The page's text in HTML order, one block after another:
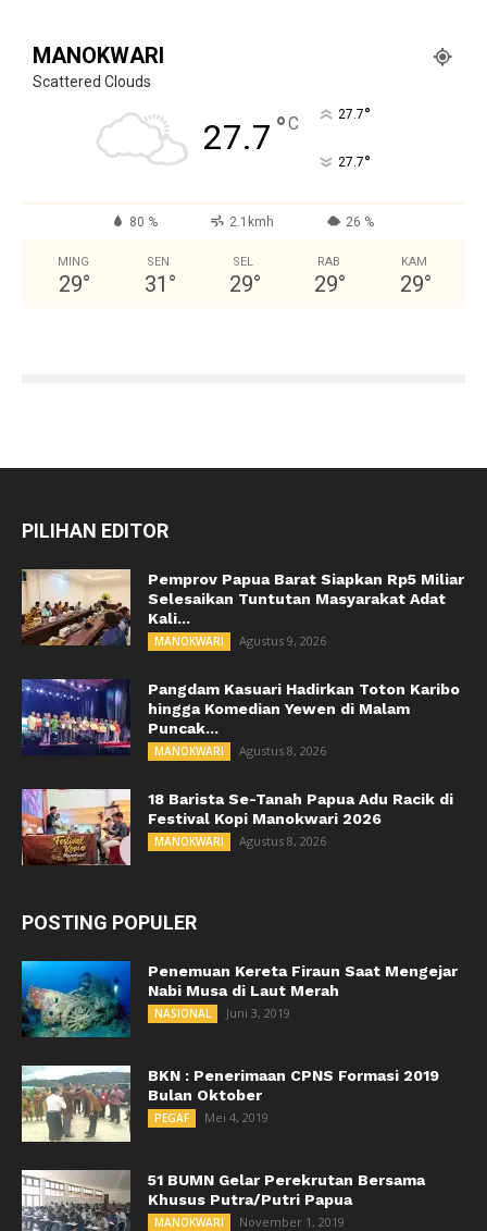
MANOKWARI
Scattered Clouds
27.7 °C 27.7°
27.7°
80 % 2.1kmh 26 %
MING
29°
SEN
31 °
SEL
29°
RAB
29°
KAM
29°
PILIHAN EDITOR
Pemprov Papua Barat Siapkan Rp5 Miliar
Selesaikan Tuntutan Masyarakat Adat
Kali...
MANOKWARI Agustus 9, 2026
Pangdam Kasuari Hadirkan Toton Karibo
hingga Komedian Yewen di Malam
Puncak...
MANOKWARI Agustus 8, 2026
18 Barista Se-Tanah Papua Adu Racik di
Festival Kopi Manokwari 2026
MANOKWARI Agustus 8, 2026
POSTING POPULER
Penemuan Kereta Firaun Saat Mengejar
Nabi Musa di Laut Merah
NASIONAL Juni 3, 2019
BKN : Penerimaan CPNS Formasi 2019
Bulan Oktober
PEGAF Mei 4, 2019
51 BUMN Gelar Perekrutan Bersama
Khusus Putra/Putri Papua
MANOKWARI November 1, 2019